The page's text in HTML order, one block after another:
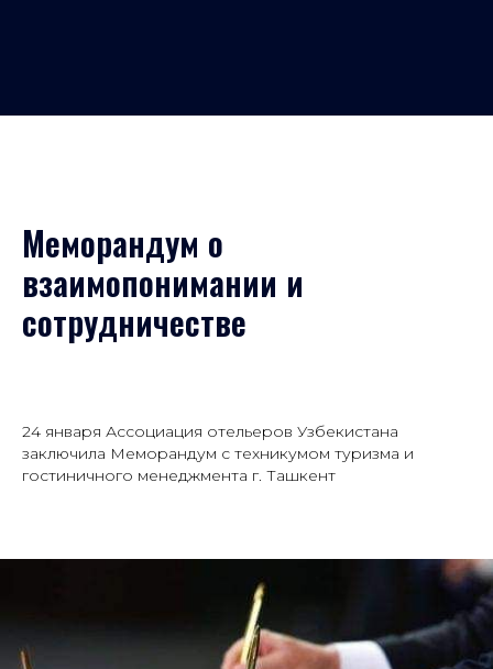
Меморандум о
взаимопонимании и
сотрудничестве
24 января Ассоциация отельеров Узбекистана
заключила Меморандум с техникумом туризма и
гостиничного менеджмента г. Ташкент